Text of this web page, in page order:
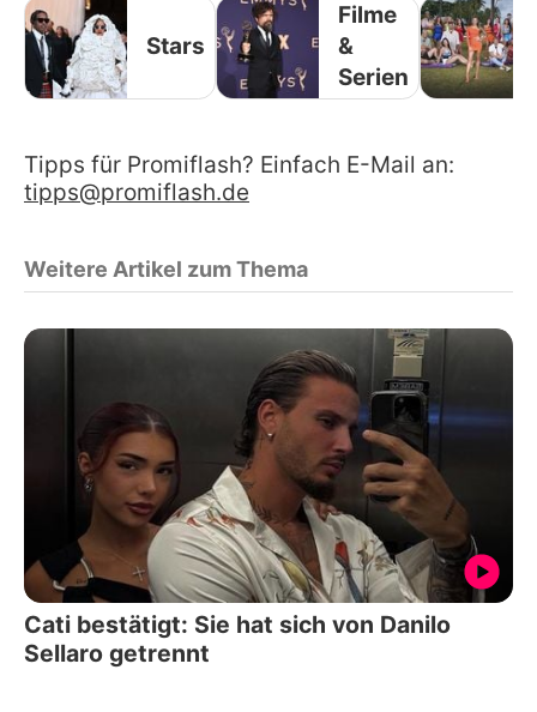
Stars
Filme
&
Serien
Tipps für Promiflash? Einfach E-Mail an:
tipps@promiflash.de
Weitere Artikel zum Thema
Cati bestätigt: Sie hat sich von Danilo
Sellaro getrennt